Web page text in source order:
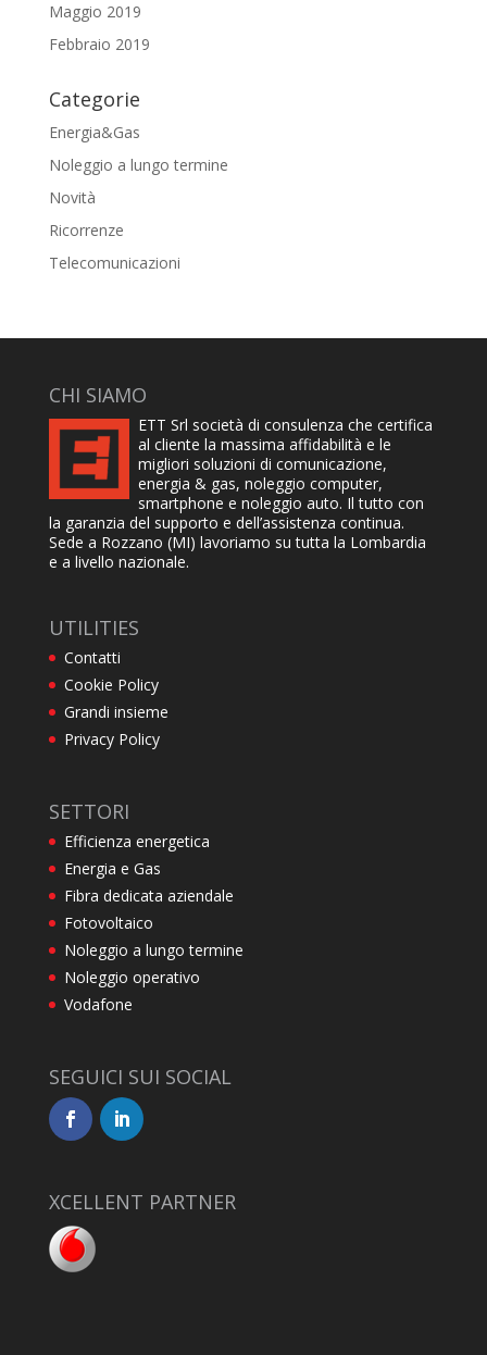
Maggio 2019
Febbraio 2019
Categorie
Energia&Gas
Noleggio a lungo termine
Novità
Ricorrenze
Telecomunicazioni
CHI SIAMO
ETT Srl società di consulenza che certifica
al cliente la massima affidabilità e le
migliori soluzioni di comunicazione,
energia & gas, noleggio computer,
smartphone e noleggio auto. Il tutto con
la garanzia del supporto e dell’assistenza continua.
Sede a Rozzano (MI) lavoriamo su tutta la Lombardia
e a livello nazionale.
UTILITIES
Contatti
Cookie Policy
Grandi insieme
Privacy Policy
SETTORI
Efficienza energetica
Energia e Gas
Fibra dedicata aziendale
Fotovoltaico
Noleggio a lungo termine
Noleggio operativo
Vodafone
SEGUICI SUI SOCIAL
XCELLENT PARTNER